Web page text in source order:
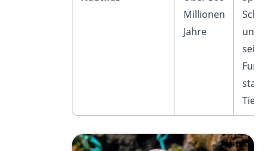
Millionen
Jahre
seit